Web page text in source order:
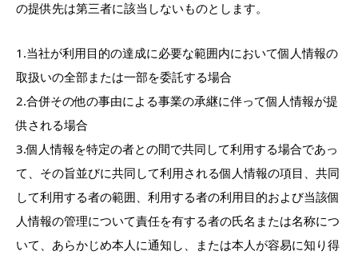
の提供先は第三者に該当しないものとします。
1.当社が利用目的の達成に必要な範囲内において個人情報の
取扱いの全部または一部を委託する場合
2.合併その他の事由による事業の承継に伴って個人情報が提
供される場合
3.個人情報を特定の者との間で共同して利用する場合であっ
て、その旨並びに共同して利用される個人情報の項目、共同
して利用する者の範囲、利用する者の利用目的および当該個
人情報の管理について責任を有する者の氏名または名称につ
いて、あらかじめ本人に通知し、または本人が容易に知り得